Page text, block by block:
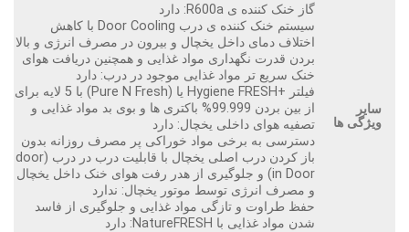
سایر
ویژگی ها
گاز خنک کننده‌ ی R600a: دارد
سیستم خنک کننده‌ ی درب Door Cooling با کاهش
اختلاف دمای داخل یخچال و بیرون در مصرف انرژی و بالا
بردن قدرت نگهداری مواد غذایی و همچنین دریافت هوای
خنک سریع ‌تر مواد غذایی موجود در درب: دارد
فیلتر +Hygiene FRESH یا (Pure N Fresh) با 5 لایه برای
از بین بردن 99.999% باکتری ها و بوی بد مواد غذایی و
تصفیه هوای داخلی یخچال: دارد
دسترسی به برخی مواد خوراکی پر مصرف روزانه بدون
باز کردن درب اصلی یخچال با قابلیت درب در درب (door
in Door) و جلوگیری از هدر رفت هوای خنک داخل یخچال
و مصرف انرژی توسط موتور یخچال: ندارد
حفظ طراوت و تازگی مواد غذایی و جلوگیری از فاسد
شدن مواد غذایی با NatureFRESH: دارد